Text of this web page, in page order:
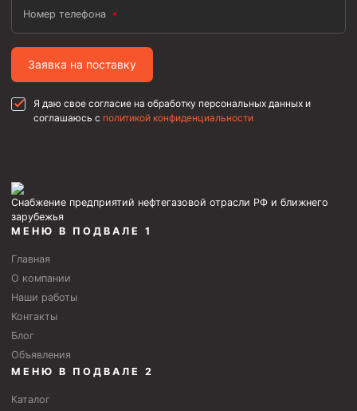
Номер телефона
Заявка на поставку
Я даю свое согласие на обработку персональных данных и
соглашаюсь с политикой конфиденциальности
Снабжение предприятий нефтегазовой отрасли РФ и ближнего
зарубежья
МЕНЮ В ПОДВАЛЕ 1
Главная
О компании
Наши работы
Контакты
Блог
Объявления
МЕНЮ В ПОДВАЛЕ 2
Каталог